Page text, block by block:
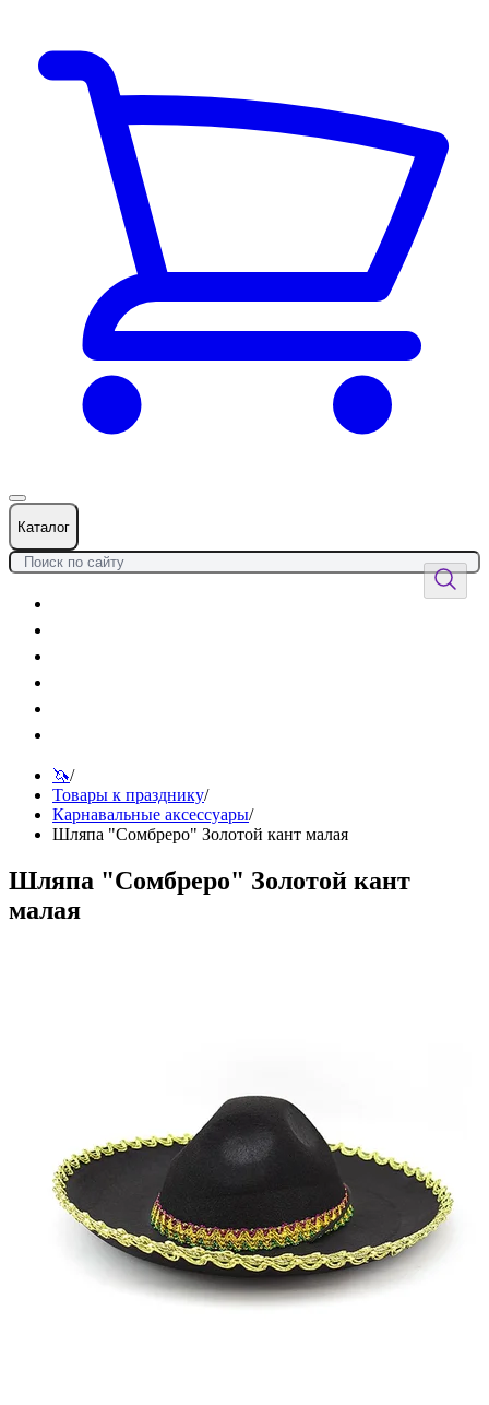
Каталог
🦄/
Товары к празднику/
Карнавальные аксессуары/
Шляпа "Сомбреро" Золотой кант малая
Шляпа "Сомбреро" Золотой кант
малая